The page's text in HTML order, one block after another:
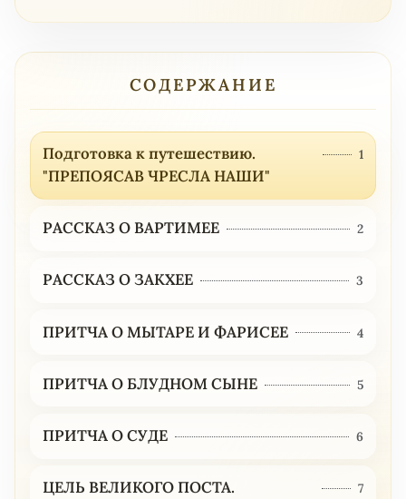
СОДЕРЖАНИЕ
Подготовка к путешествию.
"ПРЕПОЯСАВ ЧРЕСЛА НАШИ"
1
РАССКАЗ О ВАРТИМЕЕ 2
РАССКАЗ О ЗАКХЕЕ 3
ПРИТЧА О МЫТАРЕ И ФАРИСЕЕ 4
ПРИТЧА О БЛУДНОМ СЫНЕ 5
ПРИТЧА О СУДЕ 6
ЦЕЛЬ ВЕЛИКОГО ПОСТА.
7